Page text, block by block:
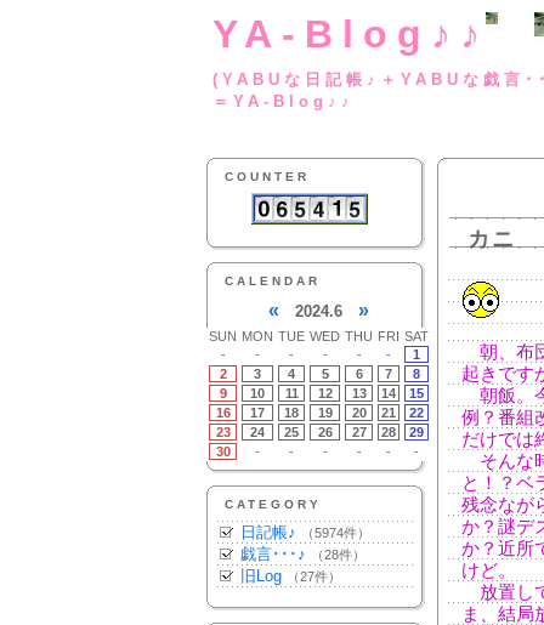
YA-Blog♪♪
(YABUな日記帳♪
＝YA-Blog♪♪
COUNTER
CALENDAR
« 2024.6 »
SUN MON TUE WED THU FRI SAT
-
- - - - -
1
2
3 4 5 6 7
8
9
10 11 12 13 14
15
16
17 18 19 20 21
22
23
24 25 26 27 28
29
30
- - - - - -
CATEGORY
日記帳♪ （5974件）
戯言･･･♪ （28件）
旧Log （27件）
カニ
朝、布
起きです
朝飯。
例？番組
だけでは
そんな
と！？ベ
残念なが
か？謎デ
か？近所
けど。
放置し
ま、結局